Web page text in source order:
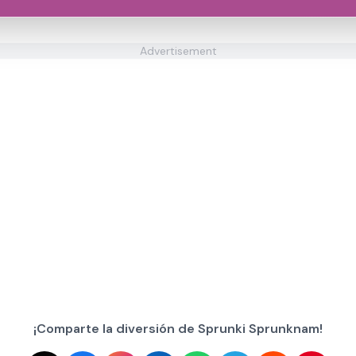
Advertisement
¡Comparte la diversión de Sprunki Sprunknam!